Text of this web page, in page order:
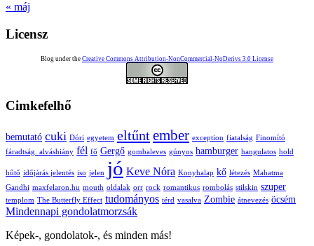
« máj
Licensz
Blog under the Creative Commons Attribution-NonCommercial-NoDerivs 3.0 License
Cimkefelhő
bemutató cuki Dóri egyetem eltűntember exception fiatalság Finomító
fáradtság. alváshiány fél fő Gergő gombaleves gúnyos hamburger hangulatos hold
hűtő időjárás jelentés iso jelen jó Keve Nóra Konyhalap kő létezés Mahatma
Gandhi maxfelaron.hu mouth oldalak orr rock romantikus rombolás stilskin szuper
templom The Butterfly Effect tudományos térd vasalva Zombie átnevezés öcsém
Mindennapi gondolatmorzsák
Képek-, gondolatok-, és minden más!